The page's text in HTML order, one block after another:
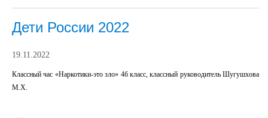
Дети России 2022
19.11.2022
Классный час «Наркотики-это зло» 4б класс, классный руководитель Шугушхова
М.Х.